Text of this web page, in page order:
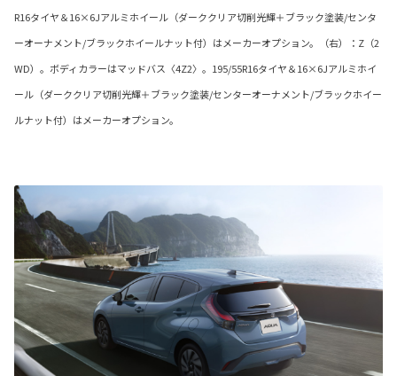
R16タイヤ＆16×6Jアルミホイール（ダーククリア切削光輝＋ブラック塗装/センタ
ーオーナメント/ブラックホイールナット付）はメーカーオプション。（右）：Z（2
WD）。ボディカラーはマッドバス〈4Z2〉。195/55R16タイヤ＆16×6Jアルミホイ
ール（ダーククリア切削光輝＋ブラック塗装/センターオーナメント/ブラックホイー
ルナット付）はメーカーオプション。